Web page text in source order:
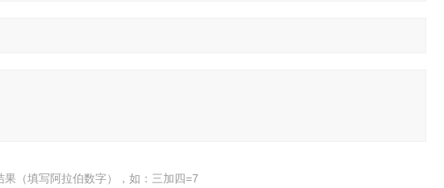
果（填写阿拉伯数字），如：三加四=7